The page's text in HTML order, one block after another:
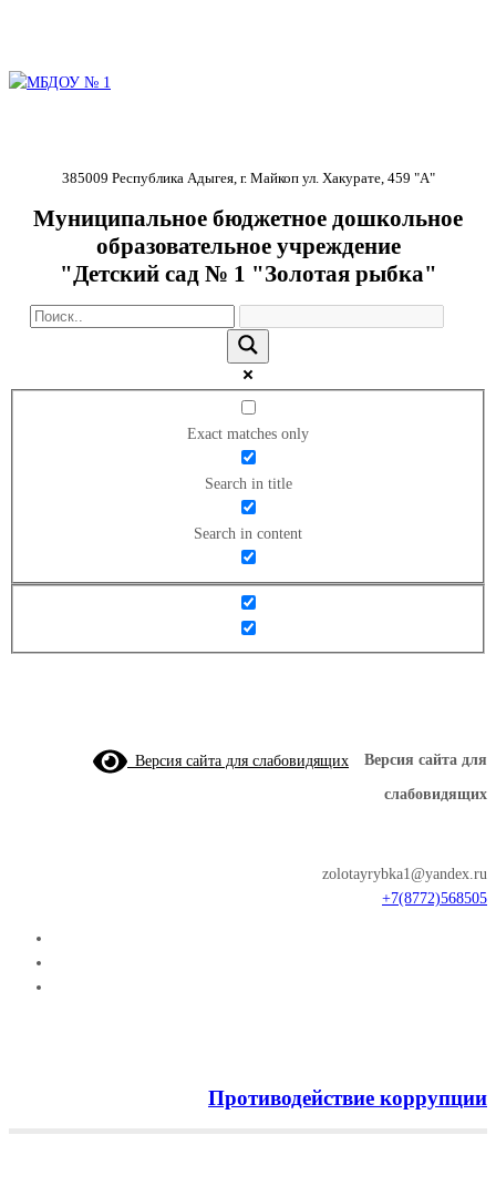
385009 Республика Адыгея, г. Майкоп ул. Хакурате, 459 "А"
Муниципальное бюджетное дошкольное
образовательное учреждение
"Детский сад № 1 "Золотая рыбка"
Exact matches only
Search in title
Search in content
Версия сайта для слабовидящих Версия сайта для
слабовидящих
zolotayrybka1@yandex.ru
+7(8772)568505
Противодействие коррупции